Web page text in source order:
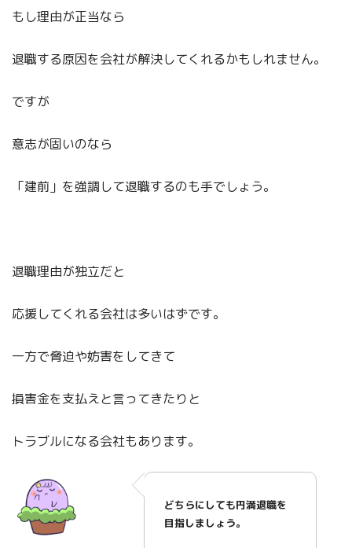
もし理由が正当なら
退職する原因を会社が解決してくれるかもしれません。
ですが
意志が固いのなら
「建前」を強調して退職するのも手でしょう。
退職理由が独立だと
応援してくれる会社は多いはずです。
一方で脅迫や妨害をしてきて
損害金を支払えと言ってきたりと
トラブルになる会社もあります。
どちらにしても円満退職を
目指しましょう。